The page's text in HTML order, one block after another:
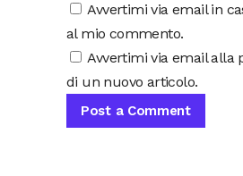
Avvertimi via email in
al mio commento.
Avvertimi via email alla
di un nuovo articolo.